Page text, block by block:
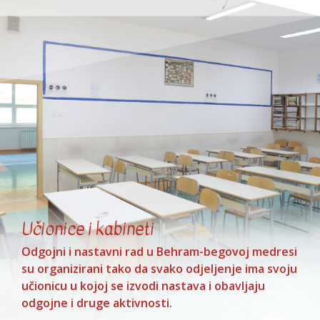
Učionice i kabineti
Odgojni i nastavni rad u Behram-begovoj medresi
su organizirani tako da svako odjeljenje ima svoju
učionicu u kojoj se izvodi nastava i obavljaju
odgojne i druge aktivnosti.